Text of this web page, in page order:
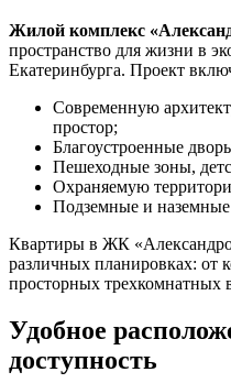
Жилой комплекс
пространство для жизни в
Екатеринбурга. Проект
Современную
простор;
Благоустроенные
Пешеходные зоны,
Охраняемую
Подземные и наземные
Квартиры в ЖК
различных планировках: от
просторных трехкомнатных
Удобное
доступность